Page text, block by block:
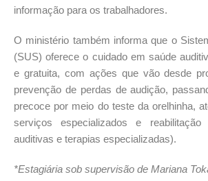
informação para os trabalhadores.
O ministério também informa que o
(SUS) oferece o cuidado em saúde
e gratuita, com ações que vão desde
prevenção de perdas de audição,
precoce por meio do teste da orelhinha,
serviços especializados e reabilitação
auditivas e terapias especializadas).
*Estagiária sob supervisão de Mariana